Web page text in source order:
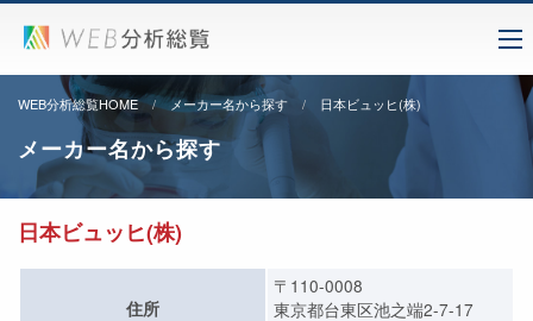
WEB分析総覧HOME メーカー名から探す 日本ビュッヒ(株)
メーカー名から探す
日本ビュッヒ(株)
住所
〒110-0008
東京都台東区池之端2-7-17